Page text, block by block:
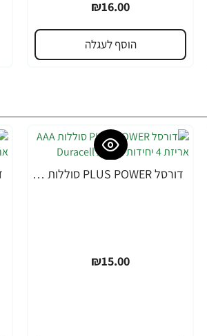
₪16.00
הוסף לעגלה
דורסל PLUS POWER סוללות AAA אריזת 4 יחידות - מבית Duracell
₪15.00